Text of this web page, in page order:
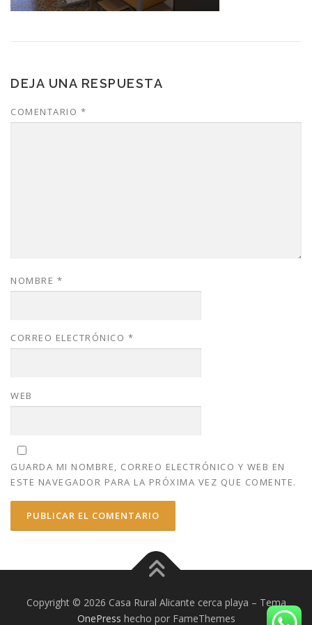
DEJA UNA RESPUESTA
COMENTARIO *
NOMBRE *
CORREO ELECTRÓNICO *
WEB
GUARDA MI NOMBRE, CORREO ELECTRÓNICO Y WEB EN
ESTE NAVEGADOR PARA LA PRÓXIMA VEZ QUE COMENTE.
Copyright © 2026 Casa Rural Alicante cerca playa – Tema
OnePress hecho por FameThemes